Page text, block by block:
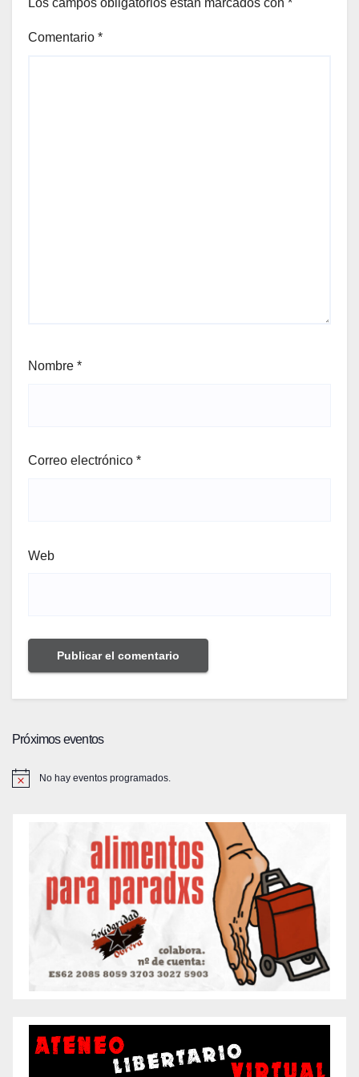
Los campos obligatorios están marcados con *
Comentario *
Nombre *
Correo electrónico *
Web
Próximos eventos
No hay eventos programados.